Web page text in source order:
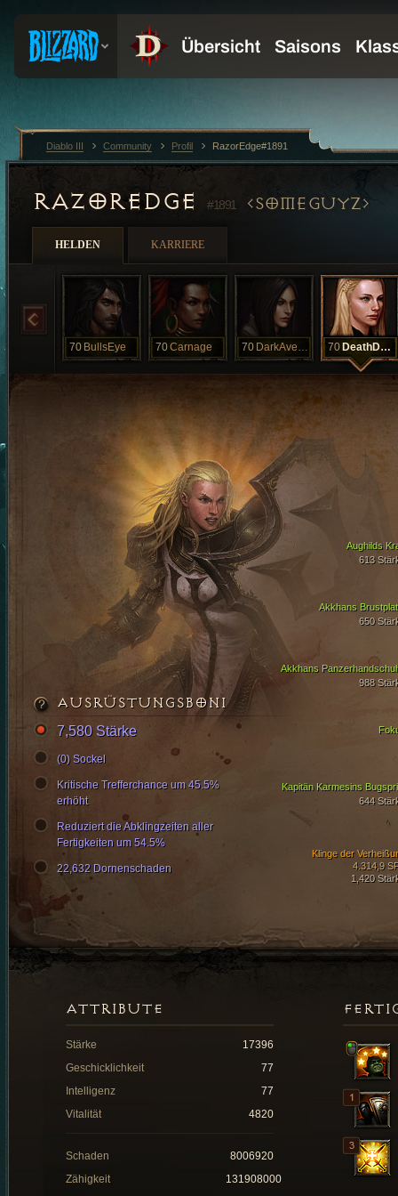
RAZOREDGE #1891 SOMEGUYZ
HELDEN KARRIERE
70 BullsEye 70Carnage 70 DarkAvenger 70 DeathDealer
Akkhans
650
Akkhans
988
Aughilds
613
Kapitän Karmesins
644
Klinge der
4.314,9
1,420
AUSRÜSTUNGSBONI
7,580 Stärke
(0) Sockel
Kritische Trefferchance um 45.5%
erhöht
Reduziert die Abklingzeiten aller
Fertigkeiten um 54.5%
22,632 Dornenschaden
ATTRIBUTE
Stärke
17396
Geschicklichkeit
77
Intelligenz
77
Vitalität
4820
Schaden
8006920
Zähigkeit
131908000
Diablo III Community Profil RazorEdge#1891